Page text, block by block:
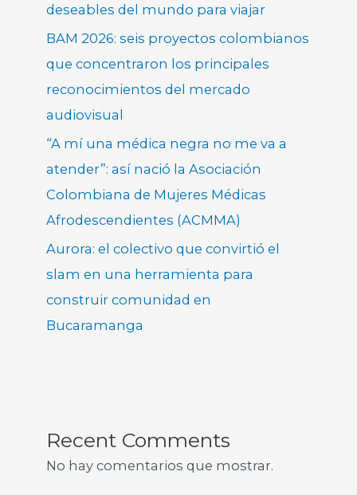
deseables del mundo para viajar
BAM 2026: seis proyectos colombianos
que concentraron los principales
reconocimientos del mercado
audiovisual
“A mí una médica negra no me va a
atender”: así nació la Asociación
Colombiana de Mujeres Médicas
Afrodescendientes (ACMMA)
Aurora: el colectivo que convirtió el
slam en una herramienta para
construir comunidad en
Bucaramanga
Recent Comments
No hay comentarios que mostrar.